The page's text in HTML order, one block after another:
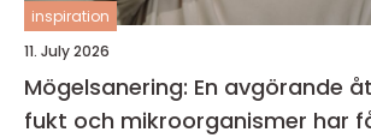
inspiration
11. July 2026
Mögelsanering: En avgörande
fukt och mikroorganismer har